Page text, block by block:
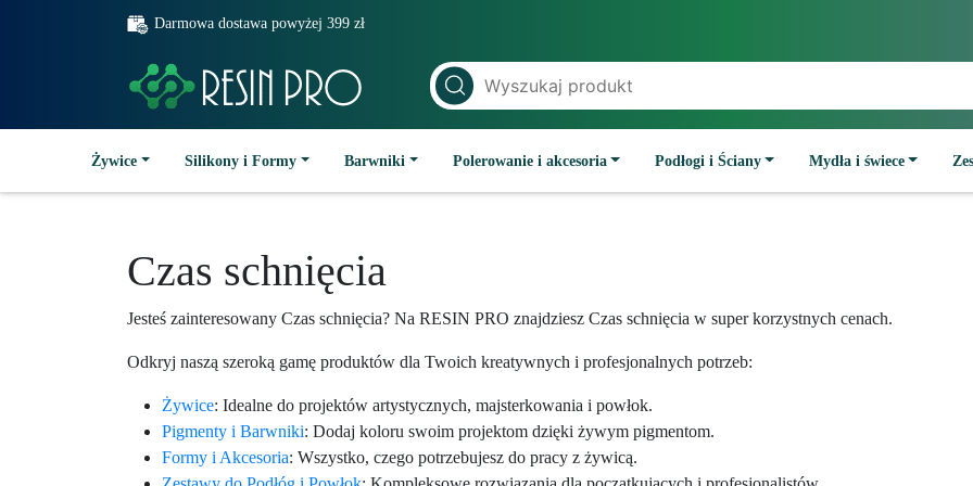
Darmowa dostawa powyżej 399 zł
Żywice Silikony i Formy Barwniki Polerowanie i akcesoria Podłogi i Ściany Mydła i świece
Czas schnięcia
Jesteś zainteresowany Czas schnięcia? Na RESIN PRO znajdziesz Czas schnięcia w super korzystnych cenach.
Odkryj naszą szeroką gamę produktów dla Twoich kreatywnych i profesjonalnych potrzeb:
Żywice: Idealne do projektów artystycznych, majsterkowania i powłok.
Pigmenty i Barwniki: Dodaj koloru swoim projektom dzięki żywym pigmentom.
Formy i Akcesoria: Wszystko, czego potrzebujesz do pracy z żywicą.